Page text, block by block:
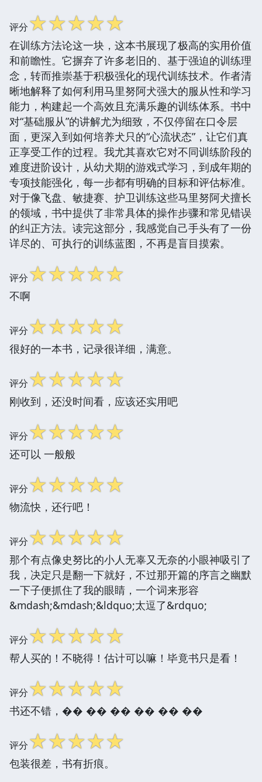
评分☆☆☆☆☆
在训练方法论这一块，这本书展现了极高的实用价值
和前瞻性。它摒弃了许多老旧的、基于强迫的训练理
念，转而推崇基于积极强化的现代训练技术。作者清
晰地解释了如何利用马里努阿犬强大的服从性和学习
能力，构建起一个高效且充满乐趣的训练体系。书中
对“基础服从”的讲解尤为细致，不仅停留在口令层
面，更深入到如何培养犬只的“心流状态”，让它们真
正享受工作的过程。我尤其喜欢它对不同训练阶段的
难度进阶设计，从幼犬期的游戏式学习，到成年期的
专项技能强化，每一步都有明确的目标和评估标准。
对于像飞盘、敏捷赛、护卫训练这些马里努阿犬擅长
的领域，书中提供了非常具体的操作步骤和常见错误
的纠正方法。读完这部分，我感觉自己手头有了一份
详尽的、可执行的训练蓝图，不再是盲目摸索。
评分☆☆☆☆☆
不啊
评分☆☆☆☆☆
很好的一本书，记录很详细，满意。
评分☆☆☆☆☆
刚收到，还没时间看，应该还实用吧
评分☆☆☆☆☆
还可以 一般般
评分☆☆☆☆☆
物流快，还行吧！
评分☆☆☆☆☆
那个有点像史努比的小人无辜又无奈的小眼神吸引了
我，决定只是翻一下就好，不过那开篇的序言之幽默
一下子便抓住了我的眼睛，一个词来形容
&mdash;&mdash;&ldquo;太逗了&rdquo;
评分☆☆☆☆☆
帮人买的！不晓得！估计可以嘛！毕竟书只是看！
评分☆☆☆☆☆
书还不错，�� �� �� �� �� ��
评分☆☆☆☆☆
包装很差，书有折痕。